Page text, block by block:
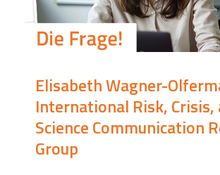
Elisabeth Wagner-
International Risk, Crisis,
Science Communication
Group